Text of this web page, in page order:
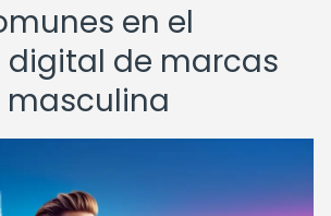
en el
de marcas